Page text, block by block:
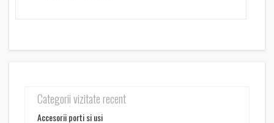
Categorii vizitate recent
Accesorii porti si usi